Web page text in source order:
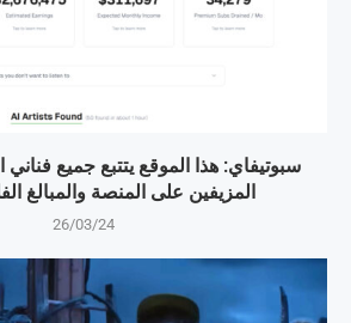
سبوتيفاي: هذا الموقع يتتبع جميع
المزيفين على المنصة والمبالغ
26/03/24